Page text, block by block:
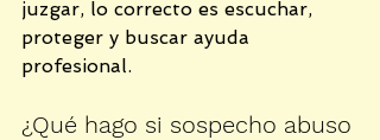
juzgar, lo correcto es escuchar,
proteger y buscar ayuda
profesional.
¿Qué hago si sospecho abuso